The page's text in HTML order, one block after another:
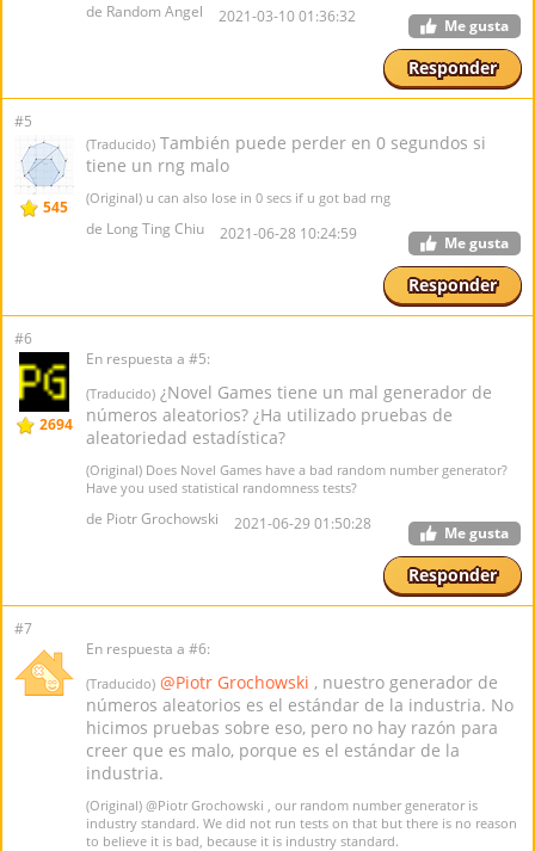
de Random Angel 2021-03-10 01:36:32 Me gusta
Responder
#5
545
(Traducido) También puede perder en 0 segundos si
tiene un rng malo
(Original) u can also lose in 0 secs if u got bad rng
de Long Ting Chiu 2021-06-28 10:24:59 Me gusta
Responder
#6
2694
En respuesta a #5:
(Traducido) ¿Novel Games tiene un mal generador de
números aleatorios? ¿Ha utilizado pruebas de
aleatoriedad estadística?
(Original) Does Novel Games have a bad random number generator?
Have you used statistical randomness tests?
de Piotr Grochowski 2021-06-29 01:50:28 Me gusta
Responder
#7
En respuesta a #6:
(Traducido) @Piotr Grochowski , nuestro generador de
números aleatorios es el estándar de la industria. No
hicimos pruebas sobre eso, pero no hay razón para
creer que es malo, porque es el estándar de la
industria.
(Original) @Piotr Grochowski , our random number generator is
industry standard. We did not run tests on that but there is no reason
to believe it is bad, because it is industry standard.